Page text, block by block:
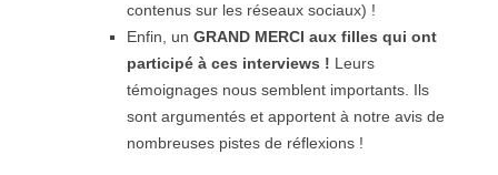
contenus sur les réseaux sociaux) !
Enfin, un GRAND MERCI aux filles qui ont
participé à ces interviews ! Leurs
témoignages nous semblent importants. Ils
sont argumentés et apportent à notre avis de
nombreuses pistes de réflexions !